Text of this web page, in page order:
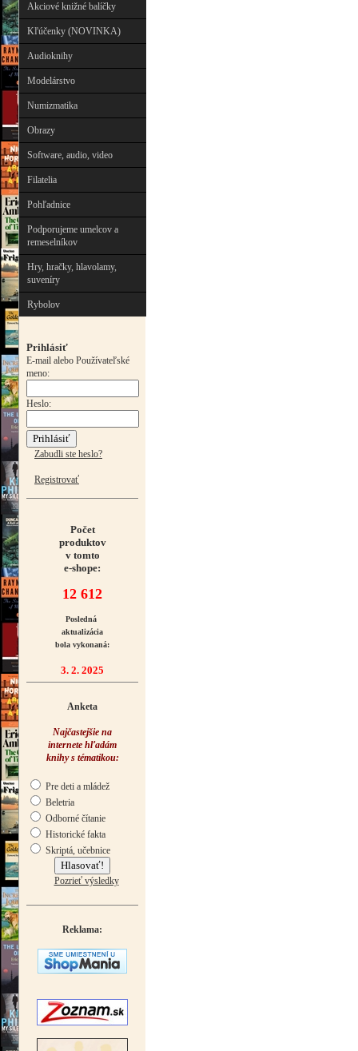
Akciové knižné balíčky
Kľúčenky (NOVINKA)
Audioknihy
Modelárstvo
Numizmatika
Obrazy
Software, audio, video
Filatelia
Pohľadnice
Podporujeme umelcov a
remeselníkov
Hry, hračky, hlavolamy,
suveníry
Rybolov
Prihlásiť
E-mail alebo Používateľské
meno:
Heslo:
Zabudli ste heslo?
Registrovať
Počet
produktov
v tomto
e-shope:
12 612
Posledná
aktualizácia
bola vykonaná:
3. 2. 2025
Anketa
Najčastejšie na
internete hľadám
knihy s tématikou:
Pre deti a mládež
Beletria
Odborné čítanie
Historické fakta
Skriptá, učebnice
Pozrieť výsledky
Reklama: